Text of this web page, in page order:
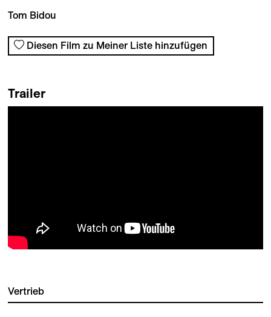
Tom Bidou
Diesen Film zu Meiner Liste hinzufügen
Trailer
Vertrieb